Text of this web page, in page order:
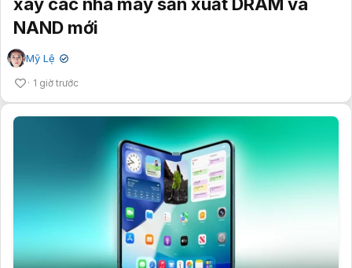
NAND mới
Mỹ Lệ ✔
1 giờ trước